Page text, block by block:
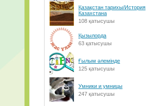
Қазақстан тарихы/История
Казахстана
108 қатысушы
Қызылорда
63 қатысушы
Ғылым әлемінде
125 қатысушы
Умники и умницы
247 қатысушы